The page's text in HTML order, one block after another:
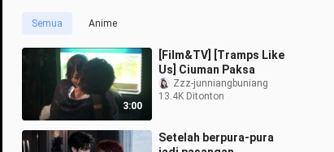
Semua Anime
3:00
[Film&TV] [Tramps Like
Us] Ciuman Paksa
Zzz-junniangbuniang
13.4K Ditonton
Setelah berpura-pura